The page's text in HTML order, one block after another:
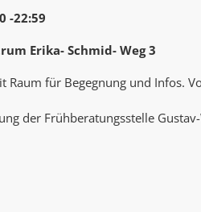
-22:59
Erika- Schmid- Weg 3
Raum für Begegnung und Infos.
der Frühberatungsstelle